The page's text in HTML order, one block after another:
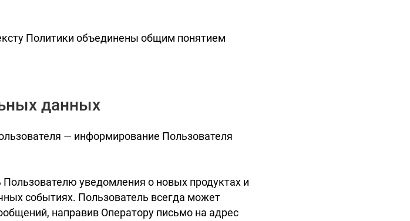
Политики объединены общим понятием
данных
— информирование Пользователя
уведомления о новых продуктах и
событиях. Пользователь всегда может
направив Оператору письмо на адрес